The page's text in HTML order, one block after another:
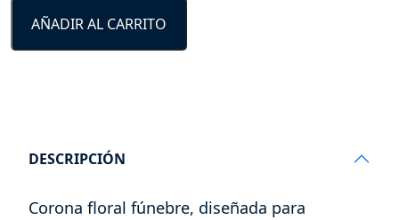
AÑADIR AL CARRITO
DESCRIPCIÓN
Corona floral fúnebre, diseñada para